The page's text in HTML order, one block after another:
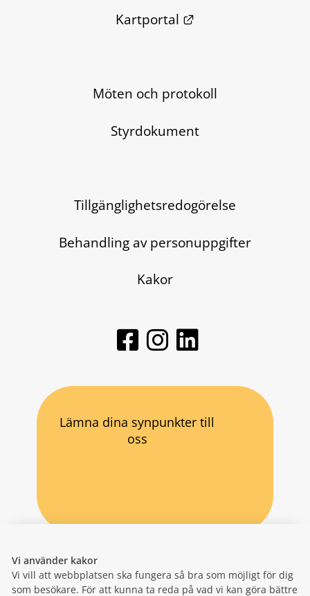
Vi använder kakor
Vi vill att webbplatsen ska fungera så bra som möjligt för dig
som besökare. För att kunna ta reda på vad vi kan göra bättre
Kartportal
Länk till annan
Möten och protokoll
Styrdokument
Tillgänglighetsredogörelse
Behandling av personuppgifter
Kakor
Lämna dina synpunkter till
oss